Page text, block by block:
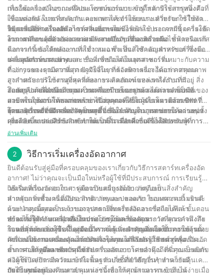
เพื่ออัดอากาศ ในขณะที่คอมเพรสเซอร์แบบสกรูโรตารีใช้สกรูสองตัวที่
เชื่อมต่อกัน ในทางกลับกัน คอมเพรสเซอร์แบบแรงเหวี่ยงจะใช้ใบพัด
หมุนเพื่อสร้างแรงดันอากาศ คอมเพรสเซอร์แต่ละประเภทมีชุดการใช้
งานเฉพาะของตัวเองและเหมาะสมกับงานที่แตกต่างกัน
การใช้เครื่องอัดอากาศมีประโยชน์มากมาย ข้อดีหลักประการหนึ่งคือ
ให้แหล่งพลังงานที่สะดวกและพกพาได้ ทำให้เหมาะสำหรับการใช้งาน
ในสถานที่ห่างไกลหรือไซต์งานที่อาจไม่มีไฟฟ้าใช้ นอกจากนี้ เครื่องอัด
อากาศมักจะคุ้มค่ากว่าแหล่งพลังงานอื่นๆ เช่น เครื่องมือไฟฟ้าหรือแก๊ส
นอกจากนี้ ยังให้พลังงานที่สม่ำเสมอ ซึ่งเป็นสิ่งสำคัญสำหรับเครื่องมือ
และอุปกรณ์บางอย่าง
วิธีการเลือกเครื่องอัดอากาศที่เหมาะสม
ในการเลือกเครื่องอัดอากาศ มีหลายปัจจัยที่ต้องพิจารณา ขั้นตอนแรก
คือการกำหนดลักษณะการใช้งานเฉพาะที่จะใช้คอมเพรสเซอร์ ซึ่งจะ
ช่วยคุณกำหนดขนาดและประเภทของคอมเพรสเซอร์ที่เหมาะกับความ
ต้องการของคุณมากที่สุด ปัจจัยอื่นๆ ที่ต้องพิจารณา ได้แก่ ความกด
อากาศและปริมาตรสูงสุดที่ต้องการ ตลอดจนแหล่งพลังงานที่มีอยู่ สิ่ง
สำคัญคือต้องคำนึงถึงคุณภาพการสร้างโดยรวมและความทนทานของ
คอมเพรสเซอร์ โดยเฉพาะอย่างยิ่งหากจะใช้ในสภาพแวดล้อมทาง
อุตสาหกรรมที่มีความต้องการสูง
เครื่องอัดอากาศ Jinyuan: ชื่อที่เชื่อถือได้ในอุตสาหกรรม
ที่ Jinyuan เรามีความภาคภูมิใจในการจัดหาเครื่องอัดอากาศคุณภาพ
สูงสำหรับการใช้งานที่หลากหลาย ผลิตภัณฑ์ของเราได้รับการ
ออกแบบมาเพื่อตอบสนองความต้องการของลูกค้า ไม่ว่าจะเป็นมือ
อาชีพในอุตสาหกรรมก่อสร้างหรือบุคคลที่ทำงานในโครงการ DIY ที่
บ้าน เครื่องอัดอากาศ Jinyuan ขึ้นชื่อในด้านความทนทาน ความน่า
เชื่อถือ และประสิทธิภาพ ทำให้เป็นตัวเลือกที่เชื่อถือได้สำหรับผู้ที่
ต้องการสิ่งที่ดีที่สุด
โดยสรุป เครื่องอัดอากาศเป็นเครื่องมืออเนกประสงค์และจำเป็นที่
สามารถใช้งานได้หลากหลาย ไม่ว่าคุณจะเป็นผู้รับเหมามืออาชีพหรือ
งานอดิเรก การมีเครื่องอัดอากาศที่เหมาะสมสามารถช่วยให้งานของ
คุณง่ายขึ้นและมีประสิทธิภาพมากขึ้น เมื่อเลือกเครื่องอัดอากาศ การ
พิจารณาความต้องการเฉพาะสำหรับงานของคุณเป็นสิ่งสำคัญ และ
ความคุ้มค่าสูงสุดสำหรับการลงทุนของคุณ ด้วยเครื่องอัดอากาศที่
เหมาะสม คุณสามารถขับเคลื่อนงานของคุณได้อย่างมั่นใจและ
ง่ายดาย
โดยสรุป เครื่องอัดอากาศเป็นเครื่องมือสำคัญในอุตสาหกรรมต่างๆ ทั้ง
การผลิต การก่อสร้าง และยานยนต์ การทำความเข้าใจประเภท การ
ใช้งาน และคุณประโยชน์ต่างๆ ของเครื่องอัดอากาศสามารถช่วยให้
ที่เหมาะสมกับความต้องการของตน ด้วยประสบการณ์ 30 ปีใน
อุตสาหกรรม บริษัทของเรามุ่งมั่นที่จะจัดหาเครื่องอัดอากาศคุณภาพสูง
และคำแนะนำจากผู้เชี่ยวชาญแก่ลูกค้าของเรา เรามุ่งมั่นที่จะช่วย
เหลือลูกค้าของเราในการค้นหาโซลูชันเครื่องอัดอากาศที่สมบูรณ์แบบ
เพื่อปรับปรุงประสิทธิภาพและประสิทธิผลในการดำเนินงานของพวก
เขา ในขณะที่เทคโนโลยีก้าวหน้าอย่างต่อเนื่อง เราตั้งตารอที่จะนำ
เสนอโซลูชั่นเครื่องอัดอากาศที่เป็นนวัตกรรมและเชื่อถือได้สำหรับปีต่อ
ๆ ไป
อ่านเพิ่มเติม
2 วิธีการเริ่มเครื่องอัดอากาศ
ยินดีต้อนรับสู่คู่มือที่ครอบคลุมของเราเกี่ยวกับวิธีการสตาร์ทเครื่องอัด
อากาศ! ไม่ว่าคุณจะเป็นมือใหม่หรือผู้ใช้ที่มีประสบการณ์ การเรียนรู้
เทคนิคที่เหมาะสมในการสตาร์ทเครื่องอัดอากาศถือเป็นสิ่งสำคัญ
สำหรับการทำงานที่มีประสิทธิภาพและปลอดภัย ในบทความนี้ เราจะ
แนะนำคุณตลอดกระบวนการสตาร์ทเครื่องอัดอากาศแบบทีละขั้นตอน
พร้อมทั้งให้คำแนะนำที่เป็นประโยชน์และข้อควรระวังที่ควรคำนึงถึง
ในตอนท้ายของคู่มือนี้ คุณจะมีความรู้และความมั่นใจในการใช้งาน
เครื่องอัดอากาศของคุณได้อย่างง่ายดาย มาเรียนรู้วิธีสตาร์ทเครื่องอัด
อากาศอย่างมืออาชีพกันดีกว่า!
วิธีเริ่มเครื่องอัดอากาศ: คู่มือฉบับสมบูรณ์กับ Jinyuan
หากคุณเพิ่งซื้อเครื่องอัดอากาศ Jinyuan ของเรา ขอแสดงความยินดี
ด้วย! ตอนนี้คุณเป็นเจ้าของอุปกรณ์ที่ทรงพลังและเชื่อถือได้แล้ว
อย่างไรก็ตาม หากคุณยังใหม่ต่อการใช้เครื่องอัดอากาศ คุณอาจสงสัย
ว่าจะเริ่มต้นอย่างไร ในคู่มือนี้ เราจะแนะนำคุณตลอดขั้นตอนการตั้ง
ค่าและใช้งานเครื่องอัดอากาศเพื่อให้คุณได้รับประโยชน์สูงสุด
ทำความรู้จักกับเครื่องอัดอากาศ Jinyuan ของคุณ
ก่อนที่คุณจะเริ่มใช้เครื่องอัดอากาศได้ สิ่งสำคัญคือต้องทำความคุ้นเคย
กับส่วนประกอบและคุณสมบัติต่างๆ ของเครื่องอัดอากาศ เครื่องอัด
อากาศ Jinyuan ของเราได้รับการออกแบบโดยคำนึงถึงความเป็นมิตร
ต่อผู้ใช้ แต่การมีความเข้าใจพื้นฐานเกี่ยวกับวิธีการทำงานก็ยังมี
ประโยชน์อยู่
ขั้นแรก ให้ดูที่แผงควบคุมของเครื่องอัดอากาศของคุณ ที่นี่คุณจะพบกับ
สวิตช์เปิด/ปิด เกจวัดแรงดัน และตัวบ่งชี้ที่สำคัญอื่นๆ ทำความคุ้นเคย
กับตำแหน่งของส่วนควบคุมเหล่านี้เพื่อให้คุณสามารถเข้าถึงได้ง่ายเมื่อ
ถัดไป คุณจะต้องค้นหาตำแหน่งช่องอากาศเข้าและทางออกบน